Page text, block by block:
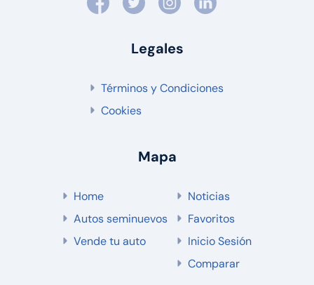
Legales
Términos y Condiciones
Cookies
Mapa
Home
Autos seminuevos
Vende tu auto
Noticias
Favoritos
Inicio Sesión
Comparar